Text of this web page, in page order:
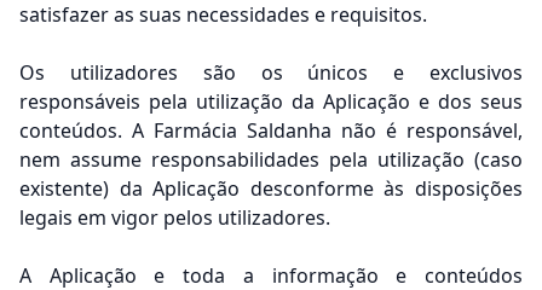
satisfazer as suas necessidades e requisitos.
Os utilizadores são os únicos e exclusivos
responsáveis pela utilização da Aplicação e dos seus
conteúdos. A Farmácia Saldanha não é responsável,
nem assume responsabilidades pela utilização (caso
existente) da Aplicação desconforme às disposições
legais em vigor pelos utilizadores.
A Aplicação e toda a informação e conteúdos